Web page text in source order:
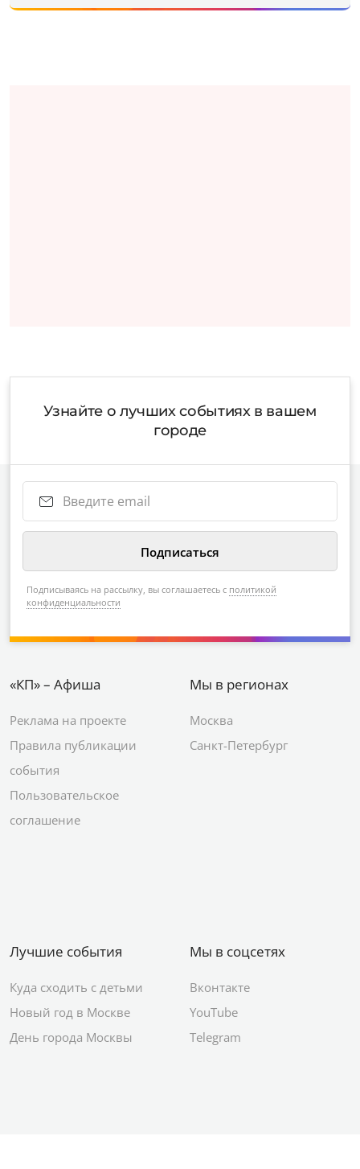
Узнайте о лучших событиях в вашем
городе
Подписываясь на рассылку, вы соглашаетесь с политикой
конфиденциальности
«КП» – Афиша
Реклама на проекте
Правила публикации
события
Пользовательское
соглашение
Мы в регионах
Москва
Санкт-Петербург
Лучшие события
Куда сходить с детьми
Новый год в Москве
День города Москвы
Мы в соцсетях
Вконтакте
YouTube
Telegram